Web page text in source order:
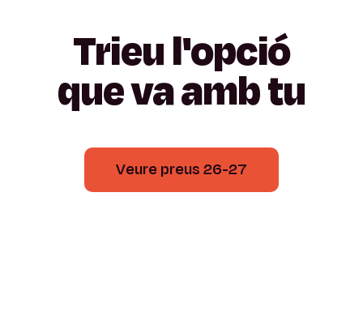
Trieul'opció
quevaambtu
Veure preus 26-27